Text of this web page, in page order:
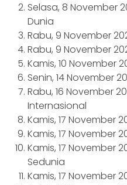
Selasa, 8 November
Dunia
Rabu, 9 November
Rabu, 9 November
Kamis, 10 November
Senin, 14 November
Rabu, 16 November
Internasional
Kamis, 17 November
Kamis, 17 November
Kamis, 17 November
Sedunia
Kamis, 17 November